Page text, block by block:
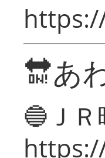
🔛あ
🔵Ｊ